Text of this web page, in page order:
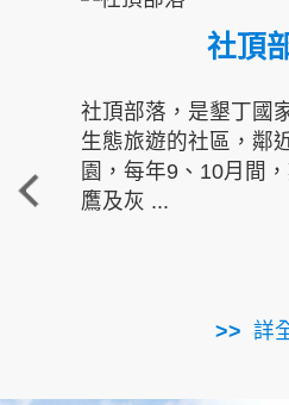
社頂
社頂部落，是墾丁國
生態旅遊的社區，鄰
園，每年9、10月間
鷹及灰 ...
詳